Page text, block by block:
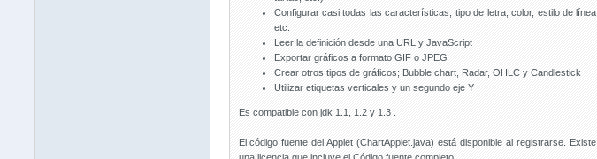
Configurar casi todas las características, tipo de letra, color, estilo de línea
etc.
Leer la definición desde una URL y JavaScript
Exportar gráficos a formato GIF o JPEG
Crear otros tipos de gráficos; Bubble chart, Radar, OHLC y Candlestick
Utilizar etiquetas verticales y un segundo eje Y
Es compatible con jdk 1.1, 1.2 y 1.3 .
El código fuente del Applet (ChartApplet.java) está disponible al registrarse. Existe